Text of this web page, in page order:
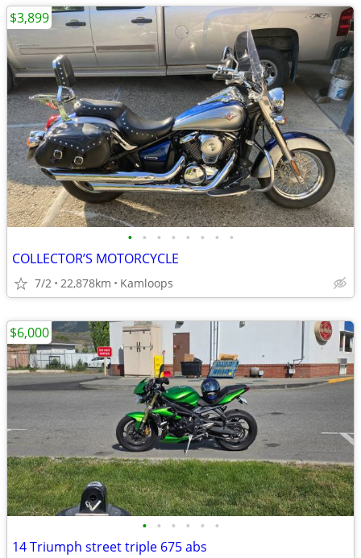
• • • • • • • •
COLLECTOR’S MOTORCYCLE
7/2 22,878km Kamloops
$3,899
• • • • • •
14 Triumph street triple 675 abs
$6,000